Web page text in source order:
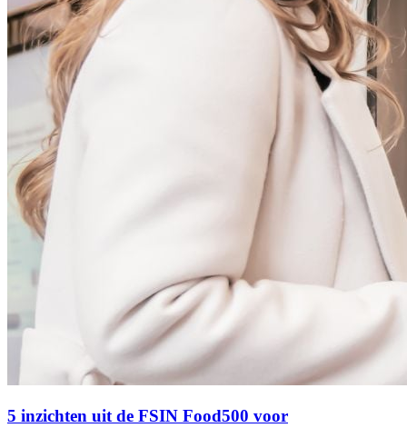
5 inzichten uit de FSIN Food500 voor